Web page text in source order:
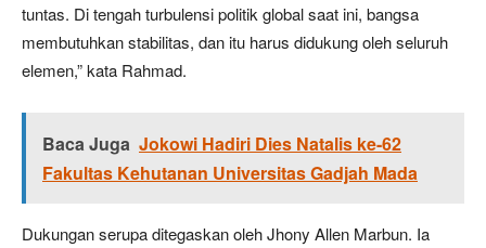
tuntas. Di tengah turbulensi politik global saat ini, bangsa
membutuhkan stabilitas, dan itu harus didukung oleh seluruh
elemen,” kata Rahmad.
Baca Juga Jokowi Hadiri Dies Natalis ke-62
Fakultas Kehutanan Universitas Gadjah Mada
Dukungan serupa ditegaskan oleh Jhony Allen Marbun. Ia